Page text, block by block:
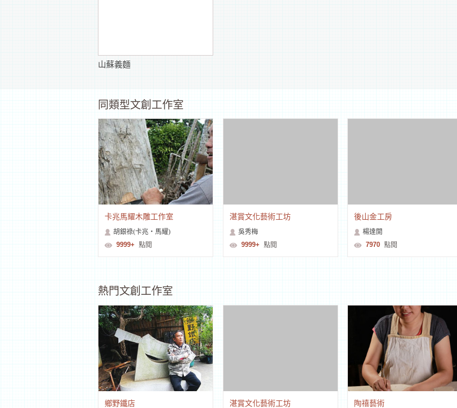
山蘇義麵
同類型文創工作室
卡兆馬耀木雕工作室
胡銀祿(卡兆‧馬耀)
9999+ 點閱
湛賞文化藝術工坊
吳秀梅
9999+ 點閱
後山金工房
楊達開
7970 點閱
熱門文創工作室
鄉野鐵店 湛賞文化藝術工坊 陶禧藝術